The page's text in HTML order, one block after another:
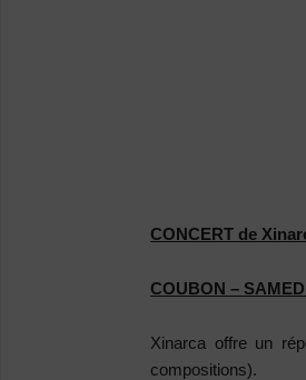
CONCERT de
COUBON –
Xinarca offre un
compositions).